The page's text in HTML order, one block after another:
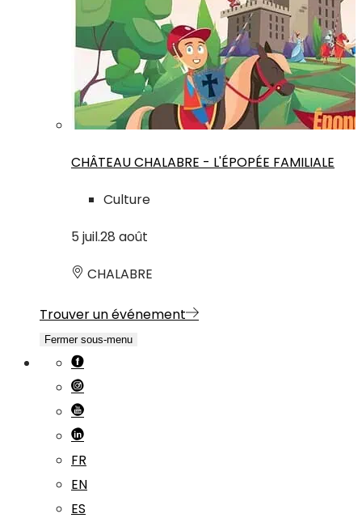
CHÂTEAU CHALABRE - L'ÉPOPÉE FAMILIALE
Culture
5 juil.28 août
CHALABRE
Trouver un événement
Fermer sous-menu
FR
EN
ES